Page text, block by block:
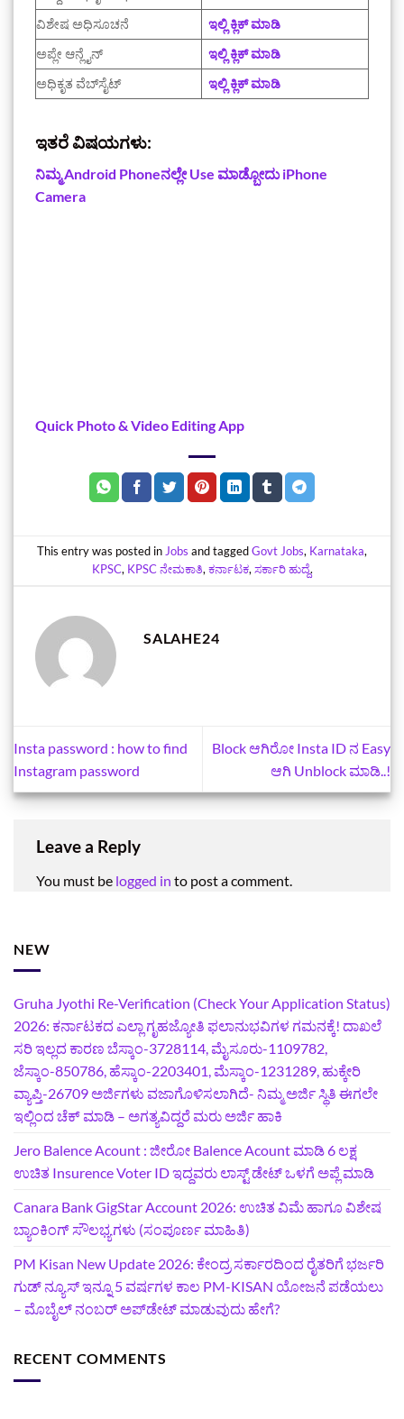
ವಿಶೇಷ ಅಧಿಸೂಚನೆ
ಇಲ್ಲಿ ಕ್ಲಿಕ್‌ ಮಾಡಿ
ಅಪ್ಲೇ ಆನ್ಲೈನ್
ಇಲ್ಲಿ ಕ್ಲಿಕ್‌ ಮಾಡಿ
ಅಧಿಕೃತ ವೆಬ್‌ಸೈಟ್
ಇಲ್ಲಿ ಕ್ಲಿಕ್‌ ಮಾಡಿ
ಇತರೆ ವಿಷಯಗಳು:
ನಿಮ್ಮ Android‌ Phoneನಲ್ಲೇ Use ಮಾಡ್ಬೋದು iPhone
Camera
Quick Photo & Video Editing App
This entry was posted in Jobs and taggedGovt Jobs, Karnataka,
KPSC, KPSC ನೇಮಕಾತಿ, ಕರ್ನಾಟಕ, ಸರ್ಕಾರಿ ಹುದ್ದೆ.
SALAHE24
Insta password : how to find
Instagram password
Block ಆಗಿರೋ Insta ID ನ Easy
ಆಗಿ Unblock ಮಾಡಿ..!
Leave a Reply
You must be logged in to post a comment.
NEW
Gruha Jyothi Re-Verification (Check Your Application Status)
2026: ಕರ್ನಾಟಕದ ಎಲ್ಲಾ ಗೃಹಜ್ಯೋತಿ ಫಲಾನುಭವಿಗಳ ಗಮನಕ್ಕೆ! ದಾಖಲೆ
ಸರಿ ಇಲ್ಲದ ಕಾರಣ ಬೆಸ್ಕಾಂ-3728114, ಮೈಸೂರು-1109782,
ಜೆಸ್ಕಾಂ-850786, ಹೆಸ್ಕಾಂ-2203401, ಮೆಸ್ಕಾಂ-1231289, ಹುಕ್ಕೇರಿ
ವ್ಯಾಪ್ತಿ-26709 ಅರ್ಜಿಗಳು ವಜಾಗೊಳಿಸಲಾಗಿದೆ- ನಿಮ್ಮ ಅರ್ಜಿ ಸ್ಥಿತಿ ಈಗಲೇ
ಇಲ್ಲಿಂದ ಚೆಕ್ ಮಾಡಿ – ಅಗತ್ಯವಿದ್ದರೆ ಮರು ಅರ್ಜಿ ಹಾಕಿ
Jero Balence Acount : ಜೀರೋ Balence Acount ಮಾಡಿ 6 ಲಕ್ಷ
ಉಚಿತ Insurence Voter ID ಇದ್ದವರು ಲಾಸ್ಟ್‌ ಡೇಟ್‌ ಒಳಗೆ ಅಪ್ಲೆ ಮಾಡಿ
Canara Bank GigStar Account 2026: ಉಚಿತ ವಿಮೆ ಹಾಗೂ ವಿಶೇಷ
ಬ್ಯಾಂಕಿಂಗ್ ಸೌಲಭ್ಯಗಳು (ಸಂಪೂರ್ಣ ಮಾಹಿತಿ)
PM Kisan New Update 2026: ಕೇಂದ್ರ ಸರ್ಕಾರದಿಂದ ರೈತರಿಗೆ ಭರ್ಜರಿ
ಗುಡ್‌ ನ್ಯೂಸ್ ಇನ್ನೂ 5 ವರ್ಷಗಳ ಕಾಲ PM-KISAN ಯೋಜನೆ ಪಡೆಯಲು
– ಮೊಬೈಲ್ ನಂಬರ್ ಅಪ್‌ಡೇಟ್ ಮಾಡುವುದು ಹೇಗೆ?
RECENT COMMENTS